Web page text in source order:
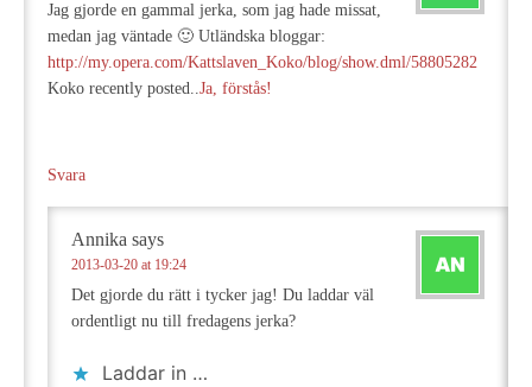
Jag gjorde en gammal jerka, som jag hade missat,
medan jag väntade 🙂 Utländska bloggar:
http://my.opera.com/Kattslaven_Koko/blog/show.dml/58805282
Koko recently posted..Ja, förstås!
Svara
Annika says
2013-03-20 at 19:24
Det gjorde du rätt i tycker jag! Du laddar väl
ordentligt nu till fredagens jerka?
Laddar in …